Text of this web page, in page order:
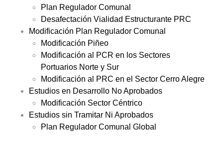
Plan Regulador Comunal
Desafectación Vialidad Estructurante PRC
Modificación Plan Regulador Comunal
Modificación Piñeo
Modificación al PCR en los Sectores
Portuarios Norte y Sur
Modificación al PRC en el Sector Cerro Alegre
Estudios en Desarrollo No Aprobados
Modificación Sector Céntrico
Estudios sin Tramitar Ni Aprobados
Plan Regulador Comunal Global